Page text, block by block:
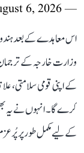
— Abdulla Aljenaid (@aj_jobs)
6, 2026
اس معاہدے کے بعد
وزارت خارجہ کے
کے اپنی قومی سلامتی،
کرے گا۔ انہوں نے یہ
کے لیے مکمل طور پر